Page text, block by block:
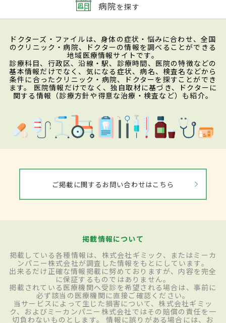
病院を探す
ドクターズ・ファイルは、身体の症状・悩みに合わせ、全国
のクリニック・病院、ドクターの情報を調べることができる
地域医療情報サイトです。
診療科目、行政区、沿線・駅、診療時間、医院の特徴などの
基本情報だけでなく、気になる症状、病名、検査名などから
条件に合ったクリニック・病院、ドクターを探すことができ
ます。 医院情報だけでなく、独自取材に基づき、ドクターに
関する情報（診療方針や得意な治療・検査など）も紹介。
ご掲載に関するお問い合わせはこちら
掲載情報について
掲載している各種情報は、株式会社ギミック、またはミーカ
ンパニー株式会社が調査した情報をもとにしています。
出来るだけ正確な情報掲載に努めておりますが、内容を完全
に保証するものではありません。
掲載されている医療機関へ受診を希望される場合は、事前に
必ず該当の医療機関に直接ご確認ください。
当サービスによって生じた損害について、株式会社ギミッ
ク、およびミーカンパニー株式会社ではその賠償の責任を一
切負わないものとします。 情報に誤りがある場合には、お